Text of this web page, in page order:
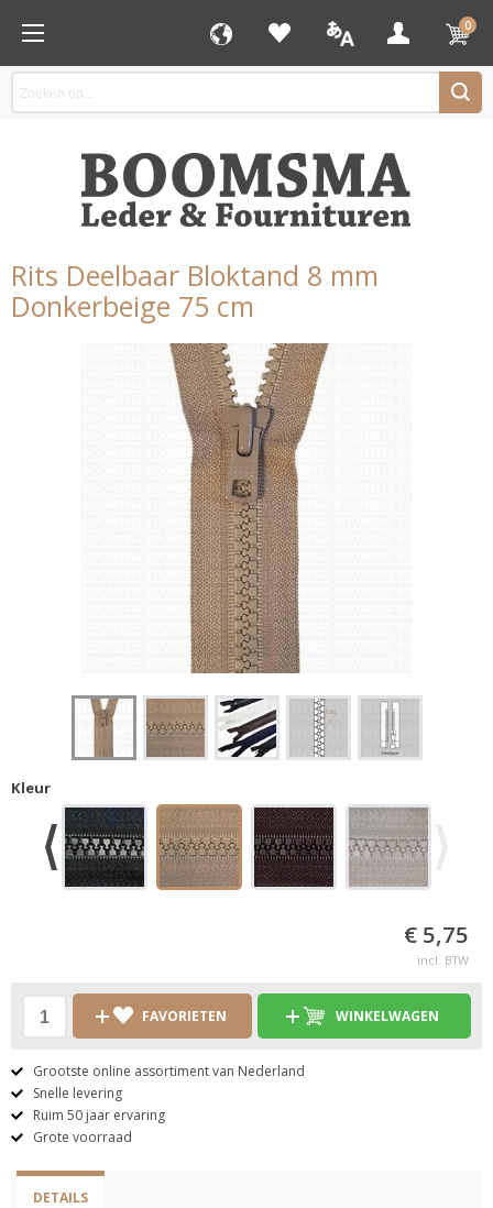
0
Rits Deelbaar Bloktand 8 mm
Donkerbeige 75 cm
Kleur
€ 5,75
incl. BTW
FAVORIETEN WINKELWAGEN
Grootste online assortiment van Nederland
Snelle levering
Ruim 50 jaar ervaring
Grote voorraad
DETAILS